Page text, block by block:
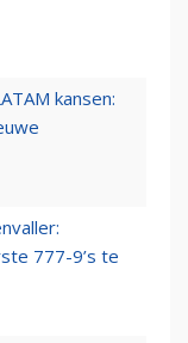
kansen:
777-9’s te